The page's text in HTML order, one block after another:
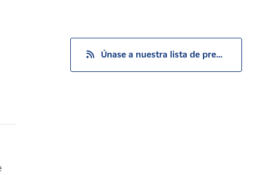
Únase a nuestra lista de prensa